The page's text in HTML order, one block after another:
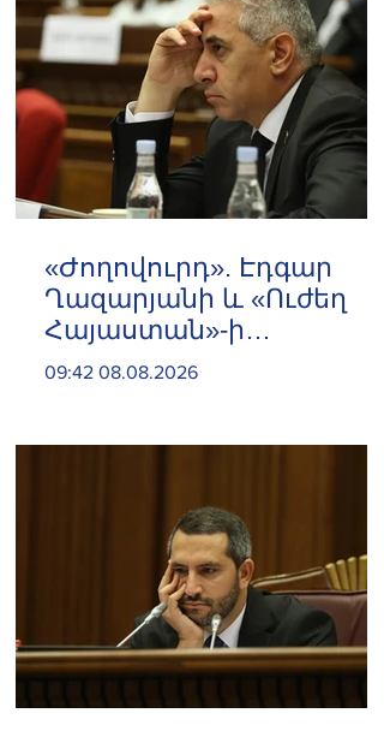
«Ժողովուրդ». Էդգար
Ղազարյանի և «Ուժեղ
Հայաստան»-ի
հարաբերությունները
09:42 08.08.2026